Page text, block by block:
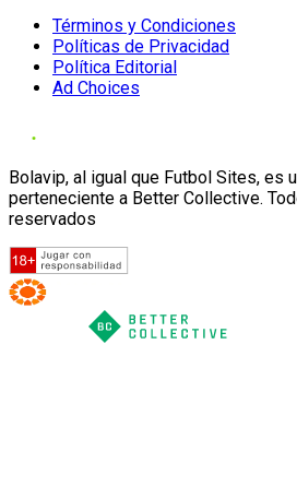
Términos y Condiciones
Políticas de Privacidad
Política Editorial
Ad Choices
Bolavip, al igual que Futbol Sites, es
perteneciente a Better Collective.
reservados